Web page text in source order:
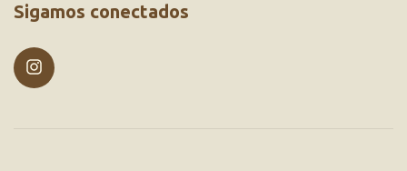
Sigamos conectados